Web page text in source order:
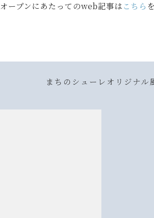
オープンにあたってのweb記事はこちら
まちのシューレオリジナル